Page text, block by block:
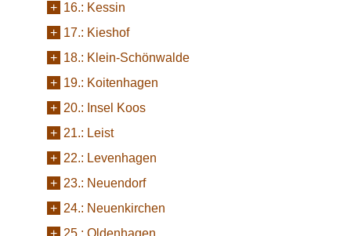
+ 16.: Kessin
+ 17.: Kieshof
+ 18.: Klein-Schönwalde
+ 19.: Koitenhagen
+ 20.: Insel Koos
+ 21.: Leist
+ 22.: Levenhagen
+ 23.: Neuendorf
+ 24.: Neuenkirchen
+ 25.: Oldenhagen